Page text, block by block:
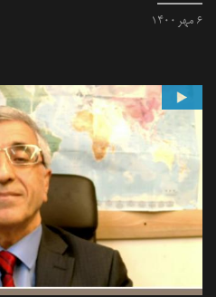
۶ مهر ۱۴۰۰